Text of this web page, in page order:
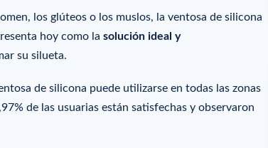
los glúteos o los muslos, la ventosa de silicona
hoy como la solución ideal y
su silueta.
de silicona puede utilizarse en todas las zonas
de las usuarias están satisfechas y observaron